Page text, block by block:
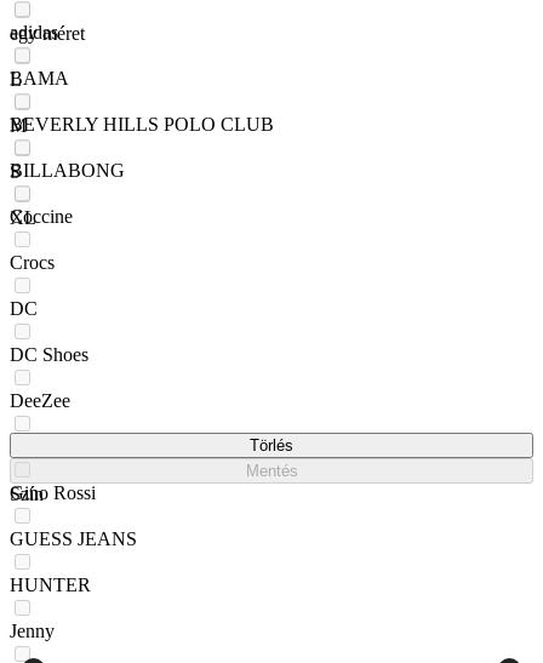
egy méret
L
M
S
XL
adidas
BAMA
BEVERLY HILLS POLO CLUB
BILLABONG
Coccine
Crocs
DC
DC Shoes
DeeZee
Gino Rossi
GUESS JEANS
HUNTER
Jenny
Törlés
Mentés
Szín